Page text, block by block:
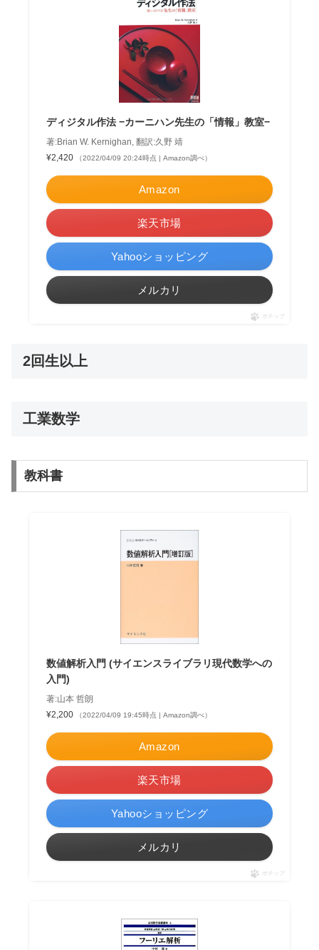
ディジタル作法 −カーニハン先生の「情報」教室−
著:Brian W. Kernighan, 翻訳:久野 靖
¥2,420
（2022/04/09 20:24時点 | Amazon調べ）
Amazon
楽天市場
Yahooショッピング
メルカリ
ポチップ
2回生以上
工業数学
教科書
数値解析入門 (サイエンスライブラリ現代数学への
入門)
著:山本 哲朗
¥2,200
（2022/04/09 19:45時点 | Amazon調べ）
Amazon
楽天市場
Yahooショッピング
メルカリ
ポチップ